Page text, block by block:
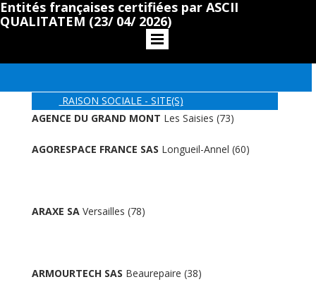
Entités françaises certifiées par ASCII
QUALITATEM (23/ 04/ 2026)
RAISON SOCIALE - SITE(S)
AGENCE DU GRAND MONT Les Saisies (73)
AGORESPACE FRANCE SAS Longueil-Annel (60)
ARAXE SA Versailles (78)
ARMOURTECH SAS Beaurepaire (38)